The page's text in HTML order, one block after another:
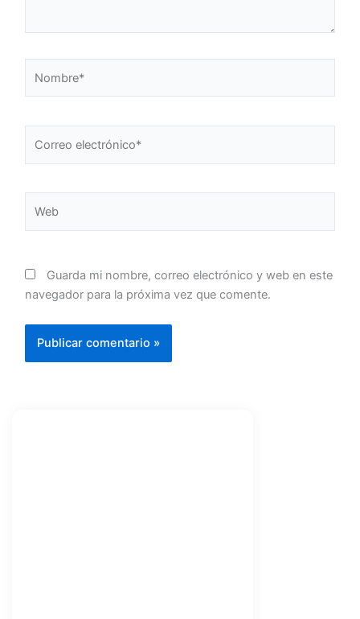
electrónico*
Guarda mi nombre, correo electrónico y web en este
navegador para la próxima vez que comente.